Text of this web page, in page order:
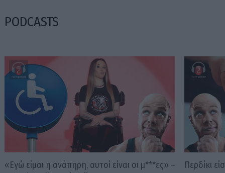
PODCASTS
«Εγώ είμαι η ανάπηρη, αυτοί είναι οι μ***ες» –
Περδίκι